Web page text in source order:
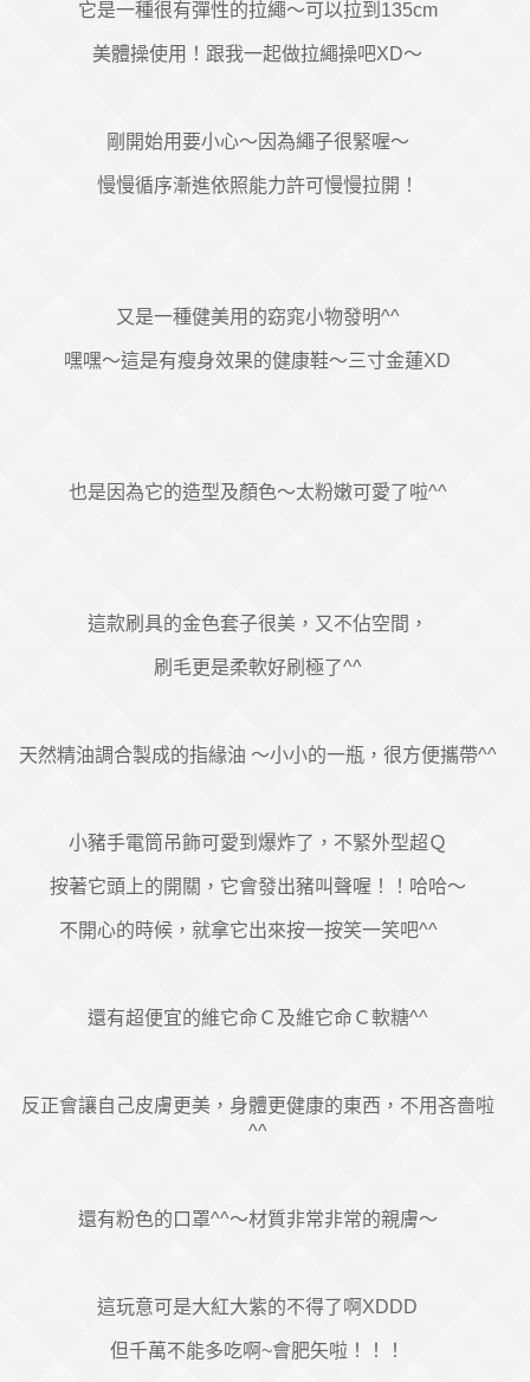
它是一種很有彈性的拉繩～可以拉到135cm
美體操使用！跟我一起做拉繩操吧XD～
剛開始用要小心～因為繩子很緊喔～
慢慢循序漸進依照能力許可慢慢拉開！
又是一種健美用的窈窕小物發明^^
嘿嘿～這是有瘦身效果的健康鞋～三寸金蓮XD
也是因為它的造型及顏色～太粉嫩可愛了啦^^
這款刷具的金色套子很美，又不佔空間，
刷毛更是柔軟好刷極了^^
天然精油調合製成的指緣油 ～小小的一瓶，很方便攜帶^^
小豬手電筒吊飾可愛到爆炸了，不緊外型超Ｑ
按著它頭上的開關，它會發出豬叫聲喔！！哈哈～
不開心的時候，就拿它出來按一按笑一笑吧^^
還有超便宜的維它命Ｃ及維它命Ｃ軟糖^^
反正會讓自己皮膚更美，身體更健康的東西，不用吝嗇啦
^^
還有粉色的口罩^^～材質非常非常的親膚～
這玩意可是大紅大紫的不得了啊XDDD
但千萬不能多吃啊~會肥矢啦！！！